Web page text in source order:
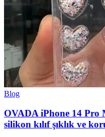
Blog
OVADA iPhone 14
silikon kılıf şıklık ve